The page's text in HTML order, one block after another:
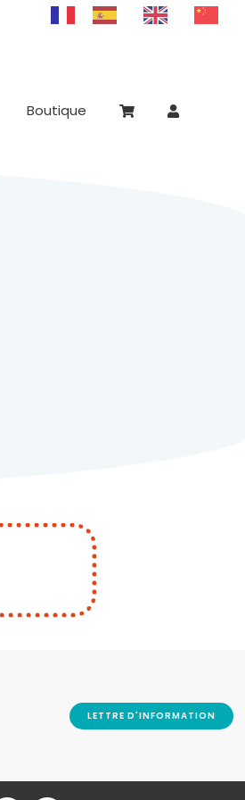
Boutique
LETTRE D'INFORMATION